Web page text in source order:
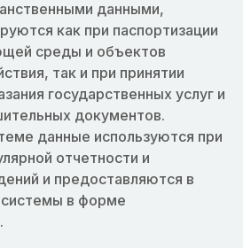
данными,
как при паспортизации
среды и объектов
так и при принятии
государственных услуг и
документов.
данные используются при
отчетности и
и предоставляются в
в форме